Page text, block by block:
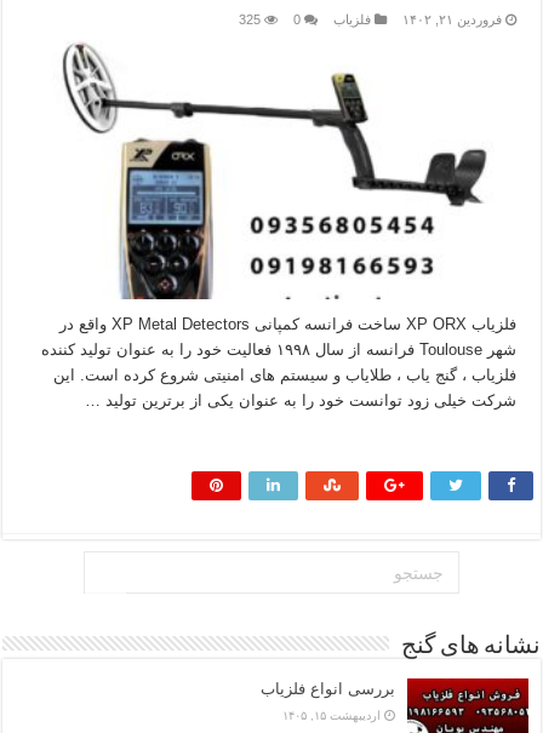
فروردین ۲۱, ۱۴۰۲ فلزیاب 0
325
فلزیاب XP ORX ساخت فرانسه کمپانی XP Metal Detectors واقع در
شهر Toulouse فرانسه از سال ۱۹۹۸ فعالیت خود را به عنوان تولید کننده
فلزیاب ، گنج یاب ، طلایاب و سیستم های امنیتی شروع کرده است. این
شرکت خیلی زود توانست خود را به عنوان یکی از برترین تولید …
نشانه های گنج
بررسی انواع فلزیاب
اردیبهشت ۱۵, ۱۴۰۵